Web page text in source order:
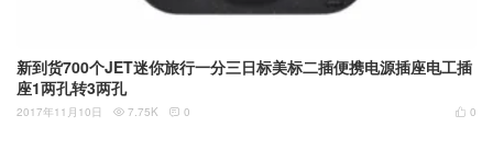
新到货700个JET迷你旅行一分三日标美标二插便携电源插座电工插
座1两孔转3两孔
 0
2017年11月10日  7.75K  0